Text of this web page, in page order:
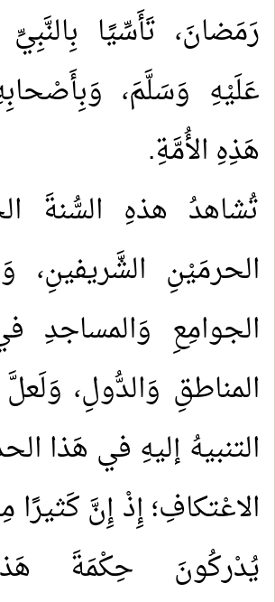
رَمَضانَ، تَأَسِّيًا
عَلَيْهِ وَسَلَّمَ،
هَذِهِ الأُمَّةِ.
تُشاهدُ هذهِ السُّنةَ
الحرمَيْنِ
الجوامِعِ وَالمساجدِ
المناطقِ وَالدُّولِ،
التنبيهُ إليهِ في هَذا
الاعْتكافِ؛ إِذْ إِنَّ كَثيرًا
يُدْركُونَ حِكْمَةَ